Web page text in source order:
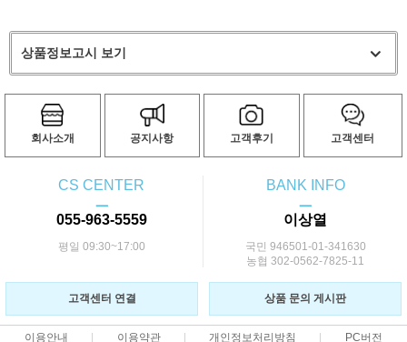
상품정보고시 보기
회사소개 공지사항 고객후기 고객센터
CS CENTER
ㅡ
055-963-5559
평일 09:30~17:00
BANK INFO
ㅡ
이상열
국민 946501-01-341630
농협 302-0562-7825-11
고객센터 연결 상품 문의 게시판
이용안내 이용약관 개인정보처리방침 PC버전